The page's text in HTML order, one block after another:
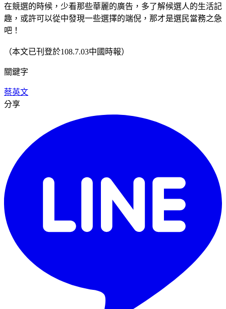
在競選的時候，少看那些華麗的廣告，多了解候選人的生活記
趣，或許可以從中發現一些選擇的端倪，那才是選民當務之急
吧！
（本文已刊登於108.7.03中國時報）
關鍵字
蔡英文
分享